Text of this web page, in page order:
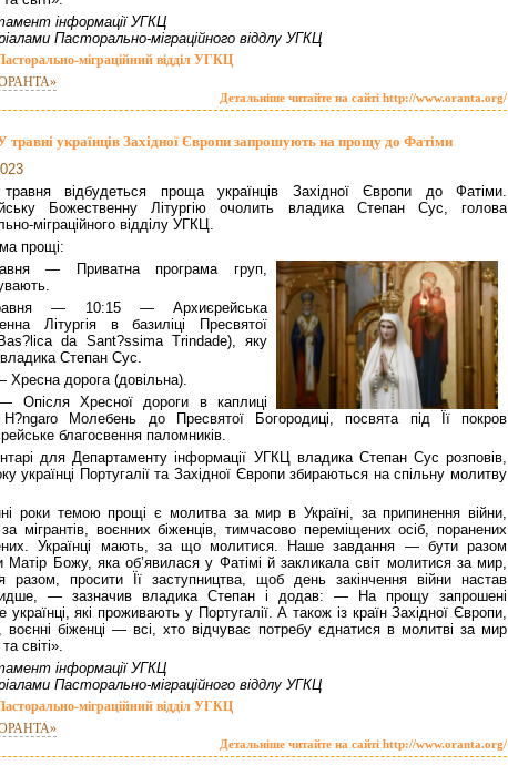
інформації УГКЦ
Пасторально-міграційного віддлу УГКЦ
міграційний відділ УГКЦ
Детальніше читайте на сайті http://www.oranta.org/
травні українців Західної Європи запрошують на прощу до Фатіми
відбудеться проща українців Західної Європи до Фатіми.
Божественну Літургію очолить владика Степан Сус, голова
міграційного відділу УГКЦ.
прощі:
— Приватна програма груп,
— 10:15 — Архиєрейська
Літургія в базиліці Пресвятої
da Sant?ssima Trindade), яку
Степан Сус.
Хресна дорога (довільна).
Опісля Хресної дороги в каплиці
Молебень до Пресвятої Богородиці, посвята під Її покров
благосвення паломників.
для Департаменту інформації УГКЦ владика Степан Сус розповів,
українці Португалії та Західної Європи збираються на спільну молитву
роки темою прощі є молитва за мир в Україні, за припинення війни,
мігрантів, воєнних біженців, тимчасово переміщених осіб, поранених
Українці мають, за що молитися. Наше завдання — бути разом
Матір Божу, яка об’явилася у Фатімі й закликала світ молитися за мир,
разом, просити Її заступництва, щоб день закінчення війни настав
— зазначив владика Степан і додав: — На прощу запрошені
українці, які проживають у Португалії. А також із країн Західної Європи,
воєнні біженці — всі, хто відчуває потребу єднатися в молитві за мир
світі».
інформації УГКЦ
Пасторально-міграційного віддлу УГКЦ
міграційний відділ УГКЦ
Детальніше читайте на сайті http://www.oranta.org/